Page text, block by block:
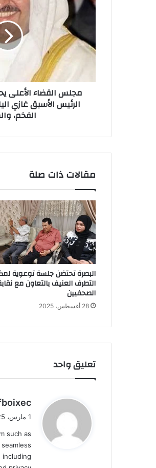
القضاء
بعدم
إستحقاق
غازي
للراتب
مجلس القضاء الأعلى
الرئيس الأسبق غازي
الفخم،
مقالات ذات صلة
البصرة تحتضن جلسة توعوية
التطرف العنيف بالتعاون مع
الصحفيين
28 أغسطس، 2025
تعليق واحد
ي
ل
1 مارس، 2025 الساعة 4:05 م
such as
including